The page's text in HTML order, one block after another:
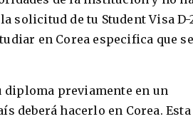
solicitud de tu Student Visa D-
en Corea especifica que se
diploma previamente en un
deberá hacerlo en Corea. Esta